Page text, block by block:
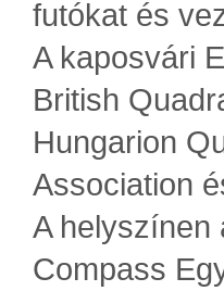
futókat és
A kaposvári
British
Hungarion
Association
A helyszínen
Compass